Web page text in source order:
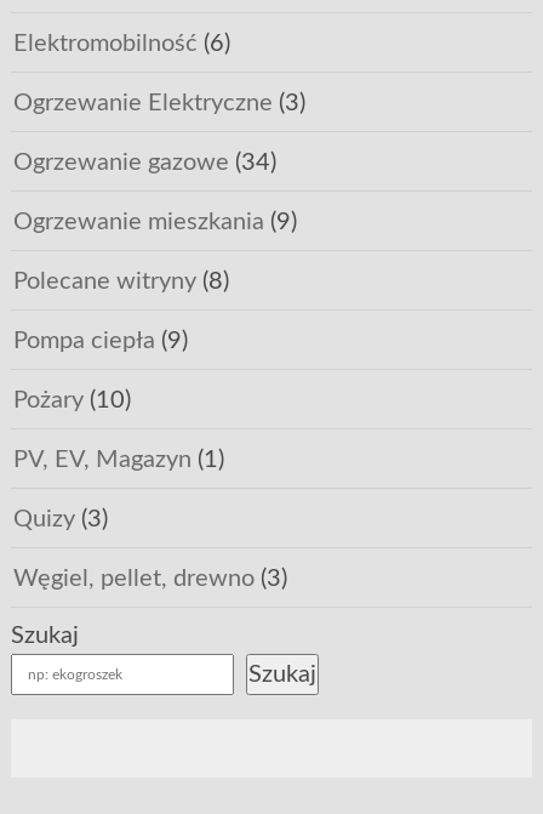
Elektromobilność (6)
Ogrzewanie Elektryczne (3)
Ogrzewanie gazowe (34)
Ogrzewanie mieszkania (9)
Polecane witryny(8)
Pompa ciepła (9)
Pożary(10)
PV, EV, Magazyn (1)
Quizy(3)
Węgiel, pellet, drewno(3)
Szukaj
Szukaj